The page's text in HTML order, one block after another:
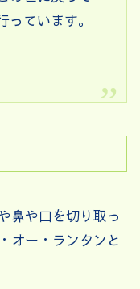
ています。
鼻や口を切り取っ
オー・ランタンと